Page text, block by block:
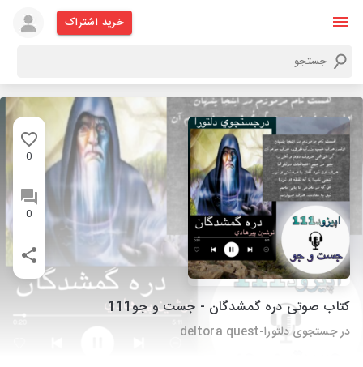
خرید اشتراک
0
0
کتاب صوتی دره گمشدگان - جست و جو111
در جستجوی دلتورا-deltora quest